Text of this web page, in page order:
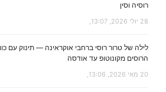
רוסיה וסין
28 יולי 2026, 13:07,
לילה של טרור רוסי ברחבי אוקראינה — תינוק עם
הרוסים מקונוטופ עד אודסה
20 מאי 2026, 13:06,